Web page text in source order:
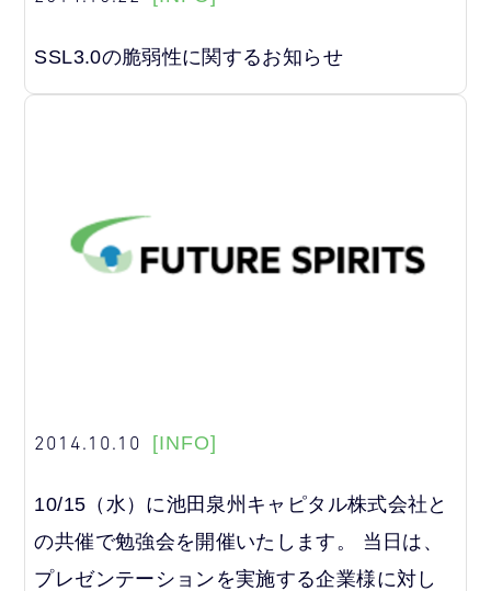
SSL3.0の脆弱性に関するお知らせ
2014.10.10 [INFO]
10/15（水）に池田泉州キャピタル株式会社と
の共催で勉強会を開催いたします。 当日は、
プレゼンテーションを実施する企業様に対し